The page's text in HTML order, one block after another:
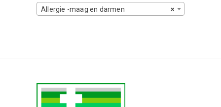
×
Allergie -maag en darmen